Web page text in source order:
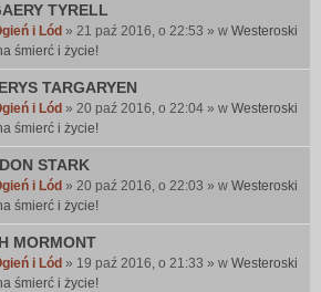
TYRELL
i Lód » 21 paź 2016, o 22:53 » w Westeroski
śmierć i życie!
TARGARYEN
i Lód » 20 paź 2016, o 22:04 » w Westeroski
śmierć i życie!
STARK
i Lód » 20 paź 2016, o 22:03 » w Westeroski
śmierć i życie!
MORMONT
i Lód » 19 paź 2016, o 21:33 » w Westeroski
śmierć i życie!